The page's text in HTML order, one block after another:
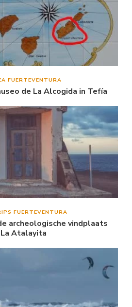
FUERTEVENTURA
de La Alcogida in Tefía
FUERTEVENTURA
archeologische vindplaats
La Atalayita